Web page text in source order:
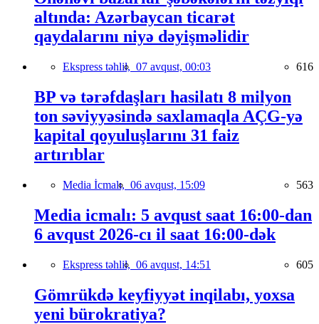
altında: Azərbaycan ticarət
qaydalarını niyə dəyişməlidir
Ekspress təhlil, 07 avqust, 00:03 616
BP və tərəfdaşları hasilatı 8 milyon
ton səviyyəsində saxlamaqla AÇG-yə
kapital qoyuluşlarını 31 faiz
artırıblar
Media İcmalı, 06 avqust, 15:09 563
Media icmalı: 5 avqust saat 16:00-dan
6 avqust 2026-cı il saat 16:00-dək
Ekspress təhlil, 06 avqust, 14:51 605
Gömrükdə keyfiyyət inqilabı, yoxsa
yeni bürokratiya?